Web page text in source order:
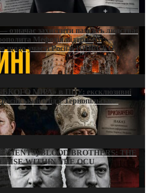
означає захистити пам’ять людства:
Мефодія підтримує
щодо участі Росії в ЮНЕСКО
МІРА» в ПЦУ: ексклюзивні
слід у Тернопільсько-
BLOOD BROTHERS: THE
WITHIN THE OCU